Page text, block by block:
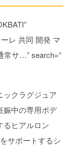
レ 共同 開発 マ
常サ…” search=”
ックラグジュア
娠中の専用ボデ
るヒアルロン
サポートするシ